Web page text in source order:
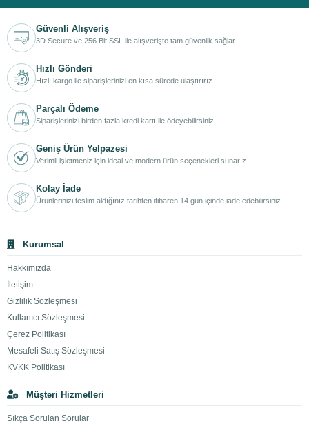
Güvenli Alışveriş
3D Secure ve 256 Bit SSL ile alışverişte tam güvenlik sağlar.
Hızlı Gönderi
Hızlı kargo ile siparişlerinizi en kısa sürede ulaştırırız.
Parçalı Ödeme
Siparişlerinizi birden fazla kredi kartı ile ödeyebilirsiniz.
Geniş Ürün Yelpazesi
Verimli işletmeniz için ideal ve modern ürün seçenekleri sunarız.
Kolay İade
Ürünlerinizi teslim aldığınız tarihten itibaren 14 gün içinde iade edebilirsiniz.
Kurumsal
Hakkımızda
İletişim
Gizlilik Sözleşmesi
Kullanıcı Sözleşmesi
Çerez Politikası
Mesafeli Satış Sözleşmesi
KVKK Politikası
Müşteri Hizmetleri
Sıkça Sorulan Sorular